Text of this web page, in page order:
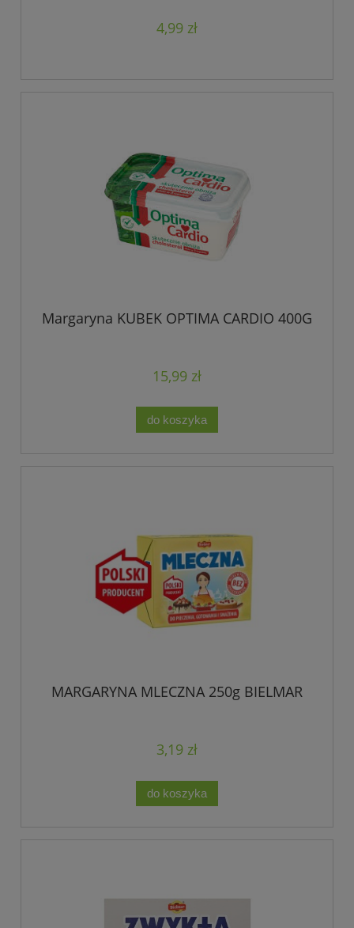
4,99 zł
Margaryna KUBEK OPTIMA CARDIO 400G
15,99 zł
do koszyka
MARGARYNA MLECZNA 250g BIELMAR
3,19 zł
do koszyka